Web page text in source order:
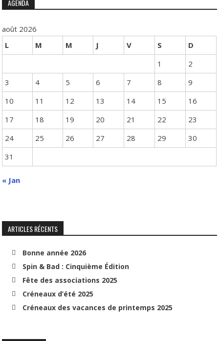
AGENDA
août 2026
L
M M J V S
D
1
2
3
4 5 6 7 8
9
10
11 12 13 14 15
16
17
18 19 20 21 22
23
24
25 26 27 28 29
30
31
« Jan
ARTICLES RÉCENTS
Bonne année 2026
Spin & Bad : Cinquième Édition
Fête des associations 2025
Créneaux d’été 2025
Créneaux des vacances de printemps 2025